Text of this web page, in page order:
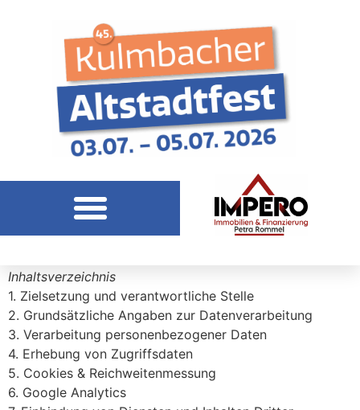
Datenschutzerklärung
Inhaltsverzeichnis
1. Zielsetzung und verantwortliche Stelle
2. Grundsätzliche Angaben zur Datenverarbeitung
3. Verarbeitung personenbezogener Daten
4. Erhebung von Zugriffsdaten
5. Cookies & Reichweitenmessung
6. Google Analytics